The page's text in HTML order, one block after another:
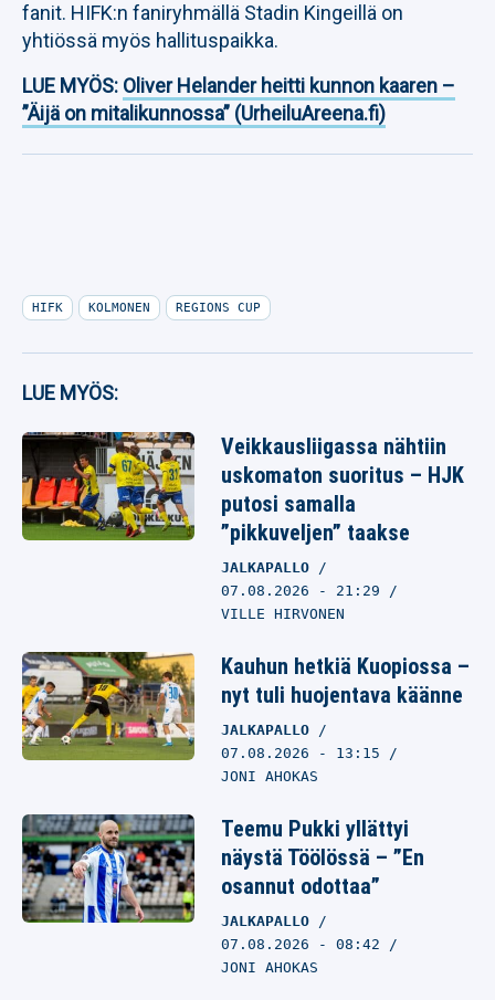
fanit. HIFK:n faniryhmällä Stadin Kingeillä on
yhtiössä myös hallituspaikka.
LUE MYÖS: Oliver Helander heitti kunnon kaaren –
”Äijä on mitalikunnossa” (UrheiluAreena.fi)
HIFK KOLMONEN REGIONS CUP
LUE MYÖS:
Veikkausliigassa nähtiin
uskomaton suoritus – HJK
putosi samalla
”pikkuveljen” taakse
JALKAPALLO
07.08.2026 - 21:29
VILLE HIRVONEN
Kauhun hetkiä Kuopiossa –
nyt tuli huojentava käänne
JALKAPALLO
07.08.2026 - 13:15
JONI AHOKAS
Teemu Pukki yllättyi
näystä Töölössä – ”En
osannut odottaa”
JALKAPALLO
07.08.2026 - 08:42
JONI AHOKAS